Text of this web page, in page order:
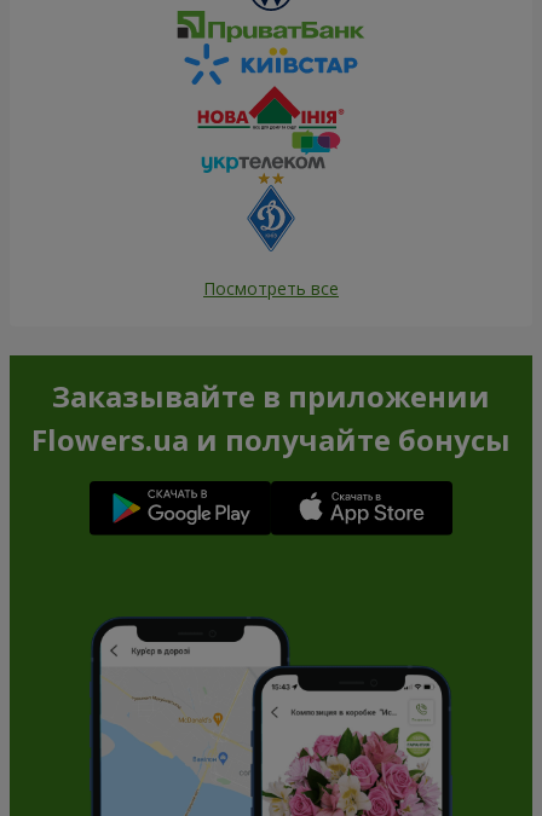
Посмотреть все
Заказывайте в приложении
Flowers.ua и получайте бонусы